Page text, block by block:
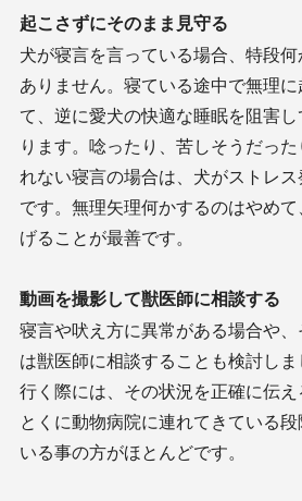
起こさずにそのまま見守る
犬が寝言を言っている場合、特段
ありません。寝ている途中で無理
て、逆に愛犬の快適な睡眠を阻害
ります。唸ったり、苦しそうだっ
れない寝言の場合は、犬がストレ
です。無理矢理何かするのはやめ
げることが最善です。
動画を撮影して獣医師に相談する
寝言や吠え方に異常がある場合や
は獣医師に相談することも検討し
行く際には、その状況を正確に伝え
とくに動物病院に連れてきている
いる事の方がほとんどです。